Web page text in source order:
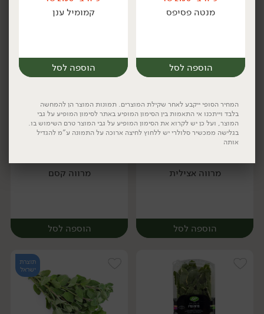
יח׳ יח׳
מרווה אצילית
הוספה לסל
מרווה קסם
הוספה לסל
תוצרת
ישראל
מנטה פסיפס
הוספה לסל
קמומיל ענן
הוספה לסל
המחיר הסופי ייקבע לאחר שקילת המוצרים. תמונות המוצר הן להמחשה
בלבד וייתכנו אי התאמות בין הסימון המופיע באתר לסימון המופיע על גבי
המוצר, ועל כן יש לקרוא את הסימון המופיע על גבי המוצר טרם השימוש בו.
בגלישה ממכשיר סלולרי יש ללחוץ לחיצה ארוכה על התמונה ע"מ להגדיל
אותה